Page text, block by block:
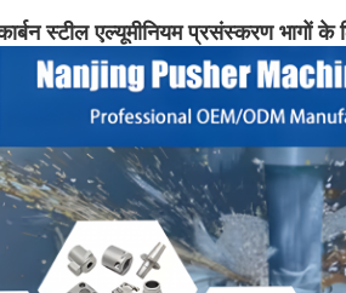
स्टील एल्यूमीनियम प्रसंस्करण भागों के